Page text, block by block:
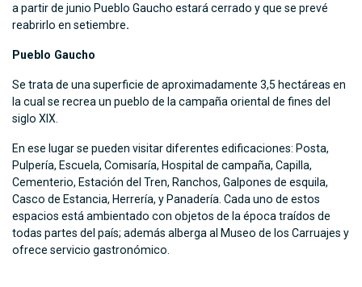
a partir de junio Pueblo Gaucho estará cerrado y que se prevé
reabrirlo en setiembre.
Pueblo Gaucho
Se trata de una superficie de aproximadamente 3,5 hectáreas en
la cual se recrea un pueblo de la campaña oriental de fines del
siglo XIX.
En ese lugar se pueden visitar diferentes edificaciones: Posta,
Pulpería, Escuela, Comisaría, Hospital de campaña, Capilla,
Cementerio, Estación del Tren, Ranchos, Galpones de esquila,
Casco de Estancia, Herrería, y Panadería. Cada uno de estos
espacios está ambientado con objetos de la época traídos de
todas partes del país; además alberga al Museo de los Carruajes y
ofrece servicio gastronómico.